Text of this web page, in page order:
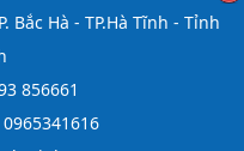
Bắc Hà - TP.Hà Tĩnh - Tỉnh
856661
0965341616